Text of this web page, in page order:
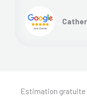
Estimation gratuite